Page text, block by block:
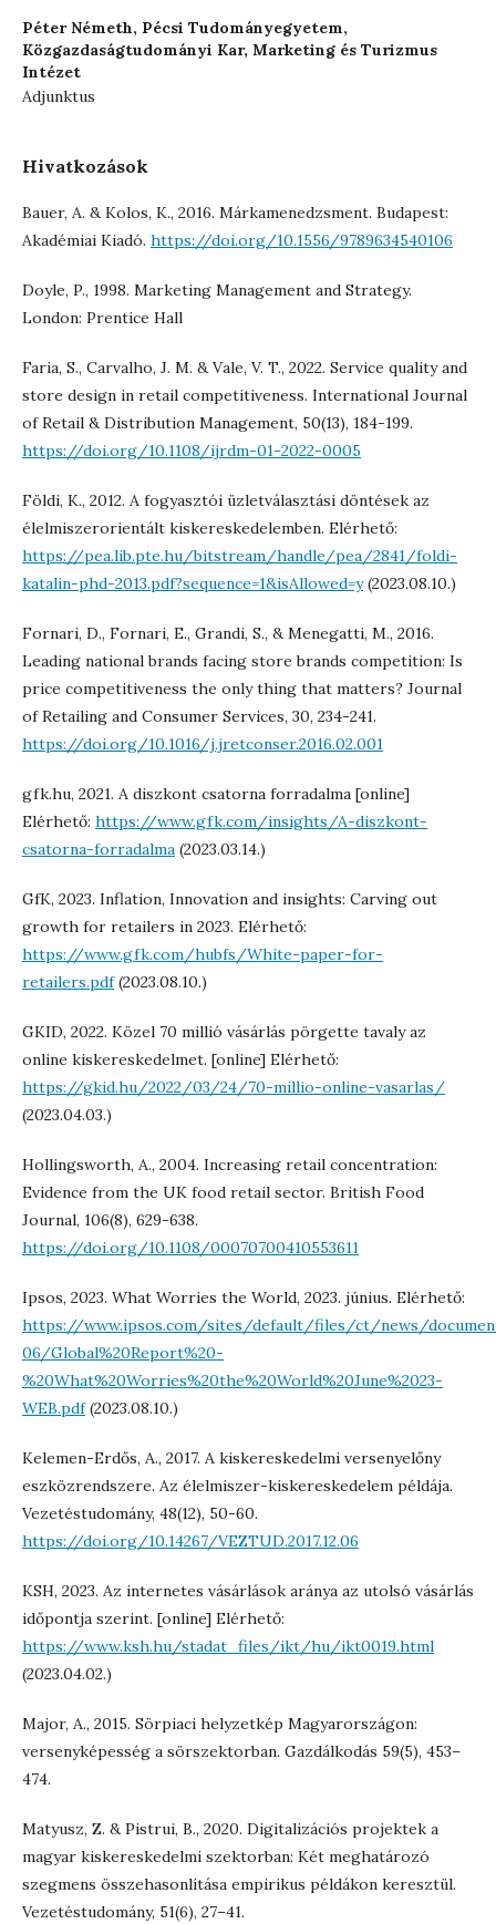
Péter Németh, Pécsi Tudományegyetem,
Közgazdaságtudományi Kar, Marketing és Turizmus
Intézet
Adjunktus
Hivatkozások
Bauer, A. & Kolos, K., 2016. Márkamenedzsment. Budapest:
Akadémiai Kiadó. https://doi.org/10.1556/9789634540106
Doyle, P., 1998. Marketing Management and Strategy.
London: Prentice Hall
Faria, S., Carvalho, J. M. & Vale, V. T., 2022. Service quality and
store design in retail competitiveness. International Journal
of Retail & Distribution Management, 50(13), 184-199.
https://doi.org/10.1108/ijrdm-01-2022-0005
Földi, K., 2012. A fogyasztói üzletválasztási döntések az
élelmiszerorientált kiskereskedelemben. Elérhető:
https://pea.lib.pte.hu/bitstream/handle/pea/2841/foldi-
katalin-phd-2013.pdf?sequence=1&isAllowed=y(2023.08.10.)
Fornari, D., Fornari, E., Grandi, S., & Menegatti, M., 2016.
Leading national brands facing store brands competition: Is
price competitiveness the only thing that matters? Journal
of Retailing and Consumer Services, 30, 234-241.
https://doi.org/10.1016/j.jretconser.2016.02.001
gfk.hu, 2021. A diszkont csatorna forradalma [online]
Elérhető: https://www.gfk.com/insights/A-diszkont-
csatorna-forradalma (2023.03.14.)
GfK, 2023. Inflation, Innovation and insights: Carving out
growth for retailers in 2023. Elérhető:
https://www.gfk.com/hubfs/White-paper-for-
retailers.pdf(2023.08.10.)
GKID, 2022. Közel 70 millió vásárlás pörgette tavaly az
online kiskereskedelmet. [online] Elérhető:
https://gkid.hu/2022/03/24/70-millio-online-vasarlas/
(2023.04.03.)
Hollingsworth, A., 2004. Increasing retail concentration:
Evidence from the UK food retail sector. British Food
Journal, 106(8), 629-638.
https://doi.org/10.1108/00070700410553611
Ipsos, 2023. What Worries the World, 2023. június. Elérhető:
https://www.ipsos.com/sites/default/files/ct/news/
06/Global%20Report%20-
%20What%20Worries%20the%20World%20June%2023-
WEB.pdf(2023.08.10.)
Kelemen-Erdős, A., 2017. A kiskereskedelmi versenyelőny
eszközrendszere. Az élelmiszer-kiskereskedelem példája.
Vezetéstudomány, 48(12), 50-60.
https://doi.org/10.14267/VEZTUD.2017.12.06
KSH, 2023. Az internetes vásárlások aránya az utolsó vásárlás
időpontja szerint. [online] Elérhető:
https://www.ksh.hu/stadat_files/ikt/hu/ikt0019.html
(2023.04.02.)
Major, A., 2015. Sörpiaci helyzetkép Magyarországon:
versenyképesség a sörszektorban. Gazdálkodás 59(5), 453–
474.
Matyusz, Z. & Pistrui, B., 2020. Digitalizációs projektek a
magyar kiskereskedelmi szektorban: Két meghatározó
szegmens összehasonlítása empirikus példákon keresztül.
Vezetéstudomány, 51(6), 27–41.